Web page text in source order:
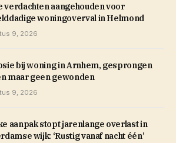
verdachten aangehouden voor
woningoverval in Helmond
9, 2026
bij woning in Arnhem, gesprongen
maar geen gewonden
9, 2026
aanpak stopt jarenlange overlast in
wijk: ‘Rustig vanaf nacht één’